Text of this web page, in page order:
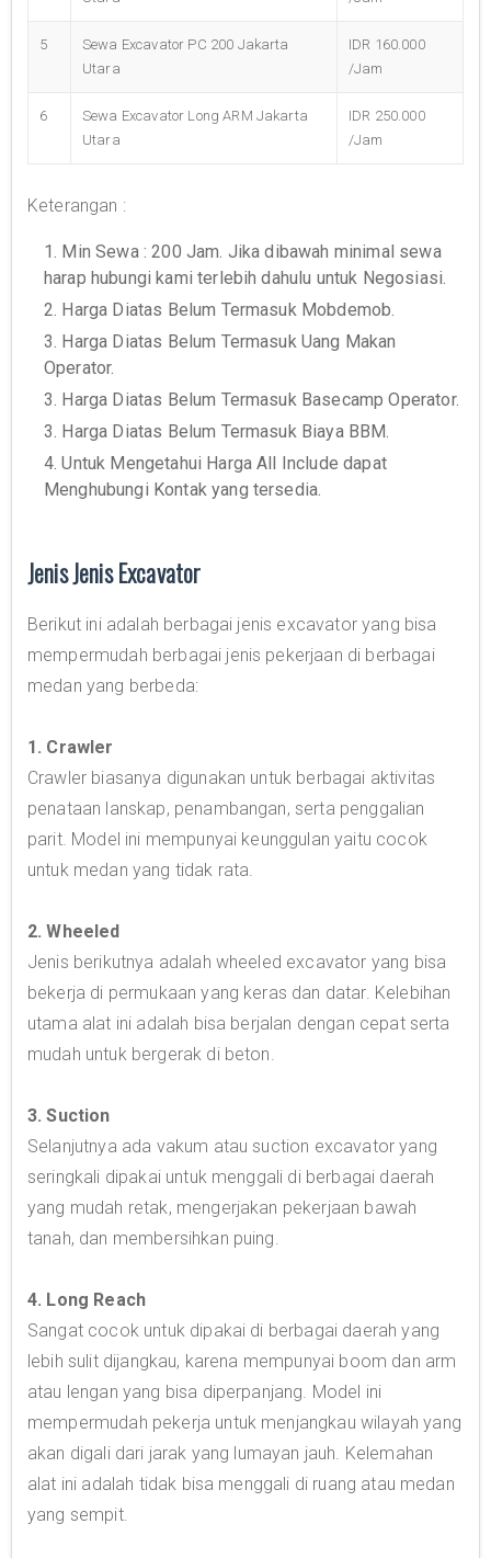
5
Sewa Excavator PC 200 Jakarta
Utara
IDR 160.000
/Jam
6
Sewa Excavator Long ARM Jakarta
Utara
IDR 250.000
/Jam
Keterangan :
1. Min Sewa : 200 Jam. Jika dibawah minimal sewa
harap hubungi kami terlebih dahulu untuk Negosiasi.
2. Harga Diatas Belum Termasuk Mobdemob.
3. Harga Diatas Belum Termasuk Uang Makan
Operator.
3. Harga Diatas Belum Termasuk Basecamp Operator.
3. Harga Diatas Belum Termasuk Biaya BBM.
4. Untuk Mengetahui Harga All Include dapat
Menghubungi Kontak yang tersedia.
Jenis Jenis Excavator
Berikut ini adalah berbagai jenis excavator yang bisa
mempermudah berbagai jenis pekerjaan di berbagai
medan yang berbeda:
1. Crawler
Crawler biasanya digunakan untuk berbagai aktivitas
penataan lanskap, penambangan, serta penggalian
parit. Model ini mempunyai keunggulan yaitu cocok
untuk medan yang tidak rata.
2. Wheeled
Jenis berikutnya adalah wheeled excavator yang bisa
bekerja di permukaan yang keras dan datar. Kelebihan
utama alat ini adalah bisa berjalan dengan cepat serta
mudah untuk bergerak di beton.
3. Suction
Selanjutnya ada vakum atau suction excavator yang
seringkali dipakai untuk menggali di berbagai daerah
yang mudah retak, mengerjakan pekerjaan bawah
tanah, dan membersihkan puing.
4. Long Reach
Sangat cocok untuk dipakai di berbagai daerah yang
lebih sulit dijangkau, karena mempunyai boom dan arm
atau lengan yang bisa diperpanjang. Model ini
mempermudah pekerja untuk menjangkau wilayah yang
akan digali dari jarak yang lumayan jauh. Kelemahan
alat ini adalah tidak bisa menggali di ruang atau medan
yang sempit.